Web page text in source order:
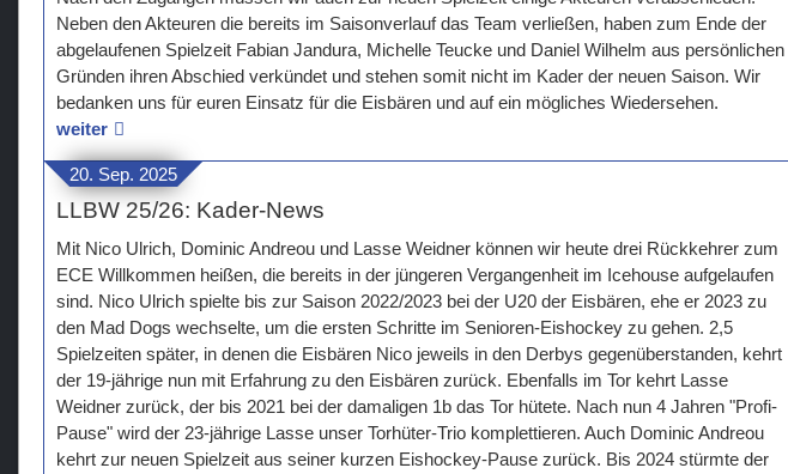
Neben den Akteuren die bereits im Saisonverlauf das Team verließen, haben zum Ende der
abgelaufenen Spielzeit Fabian Jandura, Michelle Teucke und Daniel Wilhelm aus persönlichen
Gründen ihren Abschied verkündet und stehen somit nicht im Kader der neuen Saison. Wir
bedanken uns für euren Einsatz für die Eisbären und auf ein mögliches Wiedersehen.
weiter
20. Sep. 2025
LLBW 25/26: Kader-News
Mit Nico Ulrich, Dominic Andreou und Lasse Weidner können wir heute drei Rückkehrer zum
ECE Willkommen heißen, die bereits in der jüngeren Vergangenheit im Icehouse aufgelaufen
sind. Nico Ulrich spielte bis zur Saison 2022/2023 bei der U20 der Eisbären, ehe er 2023 zu
den Mad Dogs wechselte, um die ersten Schritte im Senioren-Eishockey zu gehen. 2,5
Spielzeiten später, in denen die Eisbären Nico jeweils in den Derbys gegenüberstanden, kehrt
der 19-jährige nun mit Erfahrung zu den Eisbären zurück. Ebenfalls im Tor kehrt Lasse
Weidner zurück, der bis 2021 bei der damaligen 1b das Tor hütete. Nach nun 4 Jahren "Profi-
Pause" wird der 23-jährige Lasse unser Torhüter-Trio komplettieren. Auch Dominic Andreou
kehrt zur neuen Spielzeit aus seiner kurzen Eishockey-Pause zurück. Bis 2024 stürmte der